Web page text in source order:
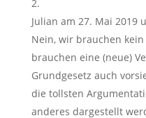
Julian am 27. Mai 2019
Nein, wir brauchen
brauchen eine (neue)
Grundgesetz auch
die tollsten
anderes dargestellt